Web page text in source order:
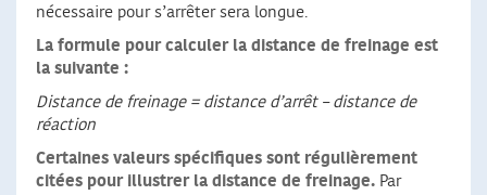
nécessaire pour s’arrêter sera longue.
La formule pour calculer la distance de freinage est
la suivante :
Distance de freinage = distance d’arrêt – distance de
réaction
Certaines valeurs spécifiques sont régulièrement
citées pour illustrer la distance de freinage. Par